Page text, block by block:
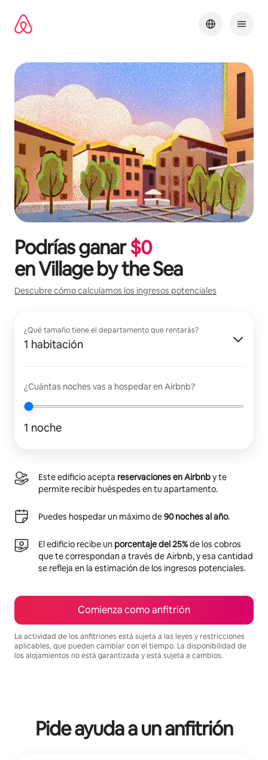
contenido
Podrías ganar$0
enVillage by the Sea
Descubre cómo calculamos los ingresos potenciales
¿Qué tamaño tiene el departamento que rentarás?
1 habitación
¿Cuántas noches vas a hospedar en Airbnb?
1 noche
Este edificio acepta reservaciones en Airbnby te
permite recibir huéspedes en tu apartamento.
Puedes hospedar un máximo de90 noches al año.
El edificio recibe un porcentaje del 25%de los cobros
que te correspondan a través de Airbnb, y esa cantidad
se refleja en la estimación de los ingresos potenciales.
Comienza como anfitrión
La actividad de los anfitriones está sujeta a las leyes y restricciones
aplicables, que pueden cambiar con el tiempo. La disponibilidad de
los alojamientos no está garantizada y está sujeta a cambios.
Pide ayuda a un anfitrión